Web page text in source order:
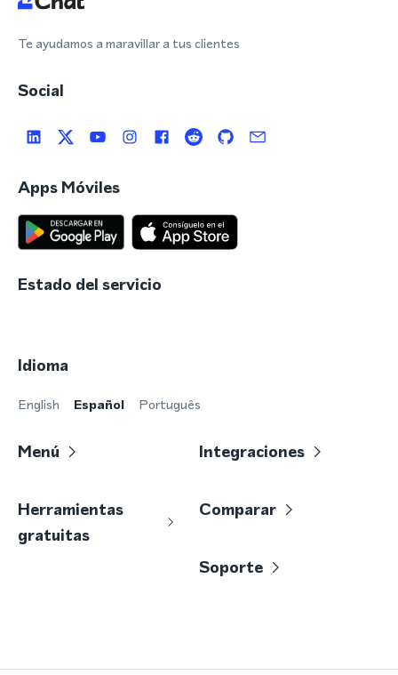
Te ayudamos a maravillar a tus clientes
Social
Apps Móviles
Estado del servicio
Idioma
English Español Português
Menú Integraciones
Herramientas
gratuitas
Comparar
Soporte